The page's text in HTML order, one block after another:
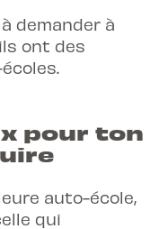
demander à
ont des
pour ton
auto-école,
qui